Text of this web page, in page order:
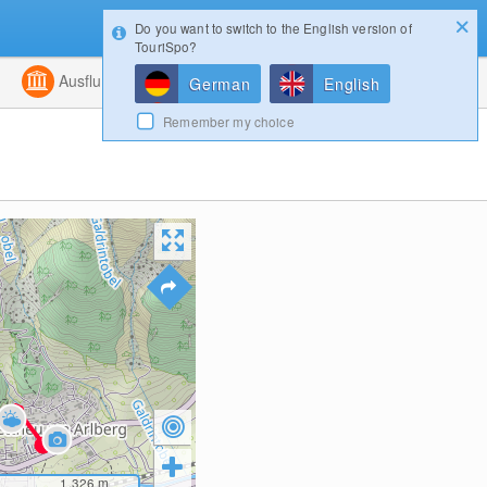
Kombiniert
Ausflugsziele Magazin
1,326m
Login
Do you want to switch to the English version of
TouriSpo?
German English
Remember my choice
Konfigurator Gewinnspiele